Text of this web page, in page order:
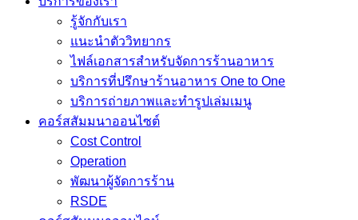
รู้จักกับเรา
แนะนำตัววิทยากร
ไฟล์เอกสารสำหรับจัดการร้านอาหาร
บริการที่ปรึกษาร้านอาหาร One to One
บริการถ่ายภาพและทำรูปเล่มเมนู
คอร์สสัมมนาออนไซต์
Cost Control
Operation
พัฒนาผู้จัดการร้าน
RSDE